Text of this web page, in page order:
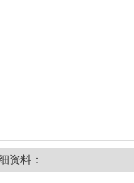
资料：